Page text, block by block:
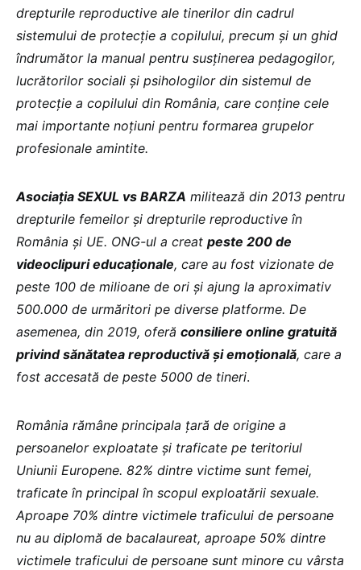
drepturile reproductive ale tinerilor din cadrul
sistemului de protecție a copilului, precum și un ghid
îndrumător la manual pentru susținerea pedagogilor,
lucrătorilor sociali și psihologilor din sistemul de
protecție a copilului din România, care conține cele
mai importante noțiuni pentru formarea grupelor
profesionale amintite.
Asociația SEXUL vs BARZA militează din 2013 pentru
drepturile femeilor și drepturile reproductive în
România și UE. ONG-ul a creat peste 200 de
videoclipuri educaționale, care au fost vizionate de
peste 100 de milioane de ori și ajung la aproximativ
500.000 de urmăritori pe diverse platforme. De
asemenea, din 2019, oferă consiliere online gratuită
privind sănătatea reproductivă și emoțională, care a
fost accesată de peste 5000 de tineri.
România rămâne principala țară de origine a
persoanelor exploatate și traficate pe teritoriul
Uniunii Europene. 82% dintre victime sunt femei,
traficate în principal în scopul exploatării sexuale.
Aproape 70% dintre victimele traficului de persoane
nu au diplomă de bacalaureat, aproape 50% dintre
victimele traficului de persoane sunt minore cu vârsta